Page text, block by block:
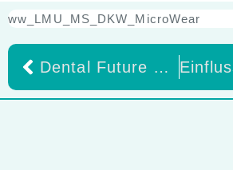
ww_LMU_MS_DKW_MicroWear
Dental Future Days in Hamburg – DAS Event für digitale Dentaltrends!